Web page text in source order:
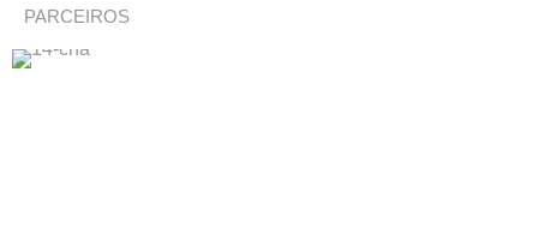
PARCEIROS